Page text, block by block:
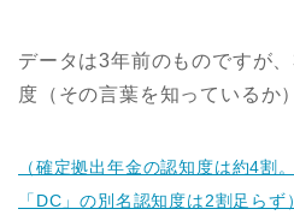
データは3年前のものですが
度（その言葉を知っているか
（確定拠出年金の認知度は約4割
「DC」の別名認知度は2割足らず）